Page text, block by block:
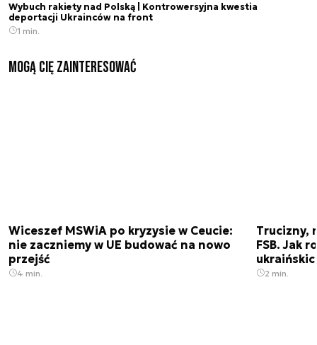
Wybuch rakiety nad Polską | Kontrowersyjna kwestia
deportacji Ukrainców na front
1 min.
Mogą Cię zainteresować
Wiceszef MSWiA po kryzysie w Ceucie:
nie zaczniemy w UE budować na nowo
przejść
4 min.
Trucizny,
FSB. Jak
2 min.